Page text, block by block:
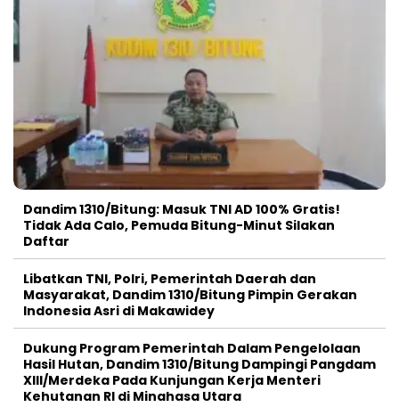
Dandim 1310/Bitung: Masuk TNI AD 100% Gratis!
Tidak Ada Calo, Pemuda Bitung-Minut Silakan
Daftar
Libatkan TNI, Polri, Pemerintah Daerah dan
Masyarakat, Dandim 1310/Bitung Pimpin Gerakan
Indonesia Asri di Makawidey
Dukung Program Pemerintah Dalam Pengelolaan
Hasil Hutan, Dandim 1310/Bitung Dampingi Pangdam
XIII/Merdeka Pada Kunjungan Kerja Menteri
Kehutanan RI di Minahasa Utara